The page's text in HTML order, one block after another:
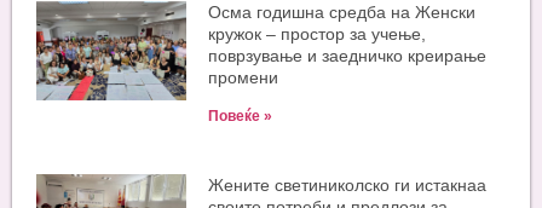
Oсма годишна средба на Женски
кружок – простор за учење,
поврзување и заедничко креирање
промени
Повеќе »
Жените светиниколско ги истакнаа